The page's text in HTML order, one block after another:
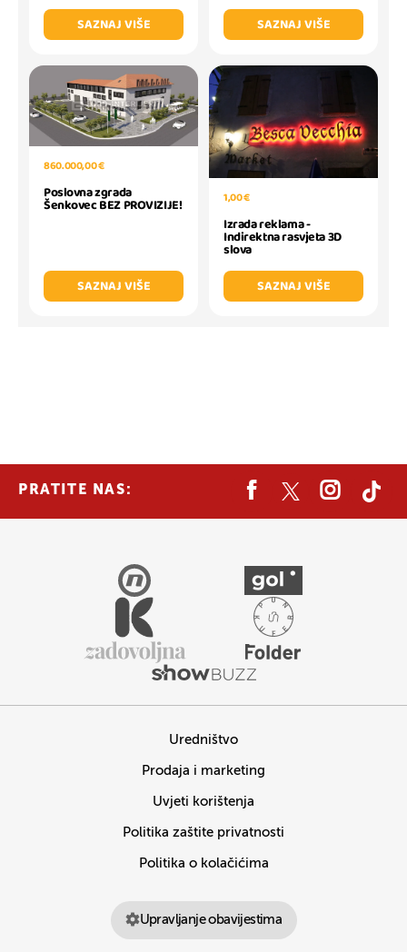
SAZNAJ VIŠE
SAZNAJ VIŠE
860.000,00 €
Poslovna zgrada
Šenkovec BEZ PROVIZIJE!
SAZNAJ VIŠE
1,00 €
Izrada reklama -
Indirektna rasvjeta 3D
slova
SAZNAJ VIŠE
PRATITE NAS:
Uredništvo
Prodaja i marketing
Uvjeti korištenja
Politika zaštite privatnosti
Politika o kolačićima
Upravljanje obavijestima